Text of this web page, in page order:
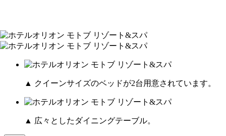
▲ クイーンサイズのベッドが2台用意されています。
▲ 広々としたダイニングテーブル。